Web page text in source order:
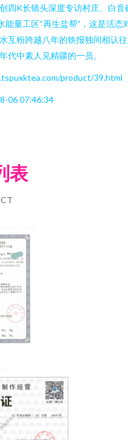
四K长镜头深度专访村庄、白音
量工区“再生盐帮”，这是活态
互粉跨越八年的铁报独间相认往
代中素人见精疆的一员。
product/39.html
06 07:46:34
表